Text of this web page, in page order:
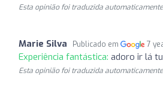
Esta opinião foi traduzida
Marie Silva Publicado em 7
Experiência fantástica: adoro ir lá
Esta opinião foi traduzida